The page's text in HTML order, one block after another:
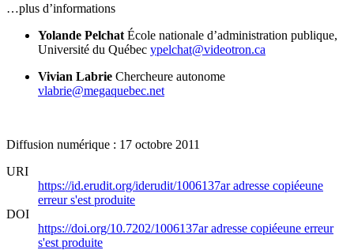
…plus d’informations
Yolande Pelchat École nationale d’administration publique,
Université du Québec ypelchat@videotron.ca
Vivian Labrie Chercheure autonome
vlabrie@megaquebec.net
Diffusion numérique : 17 octobre 2011
URI
https://id.erudit.org/iderudit/1006137aradresse copiéeune
erreur s'est produite
DOI
https://doi.org/10.7202/1006137aradresse copiéeune erreur
s'est produite